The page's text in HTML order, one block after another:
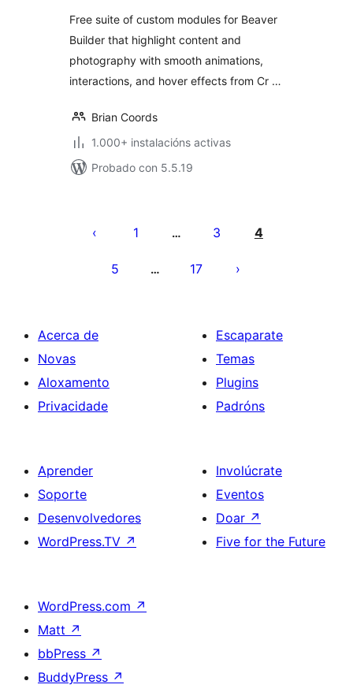
Free suite of custom modules for Beaver
Builder that highlight content and
photography with smooth animations,
interactions, and hover effects from Cr …
Brian Coords
1.000+ instalacións activas
Probado con 5.5.19
1 … 3 4
5 … 17
Acerca de
Novas
Aloxamento
Privacidade
Escaparate
Temas
Plugins
Padróns
Aprender
Soporte
Desenvolvedores
WordPress.TV ↗
Involúcrate
Eventos
Doar ↗
Five for the Future
WordPress.com ↗
Matt ↗
bbPress ↗
BuddyPress ↗